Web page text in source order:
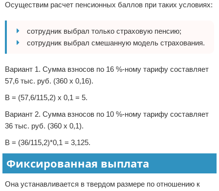
Осуществим расчет пенсионных баллов при таких условиях:
сотрудник выбрал только страховую пенсию;
сотрудник выбрал смешанную модель страхования.
Вариант 1. Сумма взносов по 16 %-ному тарифу составляет
57,6 тыс. руб. (360 х 0,16).
В = (57,6/115,2) х 0,1 = 5.
Вариант 2. Сумма взносов по 10 %-ному тарифу составляет
36 тыс. руб. (360 х 0,1).
В = (36/115,2)*0,1 = 3,125.
Фиксированная выплата
Она устанавливается в твердом размере по отношению к